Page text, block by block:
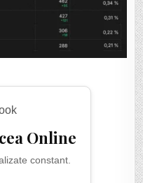
Online
constant.